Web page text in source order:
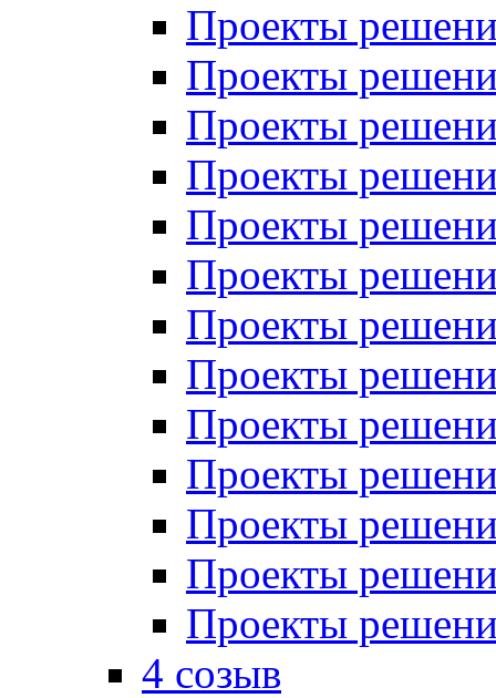
Проекты
Проекты
Проекты
Проекты
Проекты
Проекты
Проекты
Проекты
Проекты
Проекты
Проекты
Проекты
Проекты
4 созыв